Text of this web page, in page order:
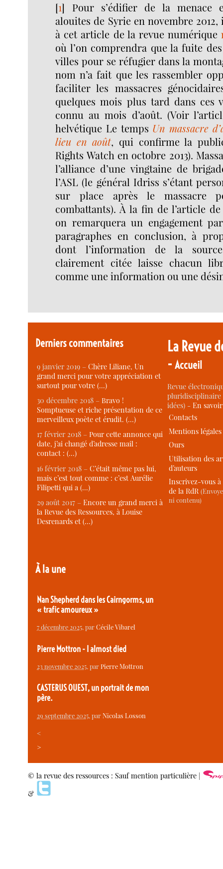
[1] Pour s’édifier de la menace
alouites de Syrie en novembre
à cet article de la revue numérique
où l’on comprendra que la fuite
villes pour se réfugier dans la
nom n’a fait que les rassembler
faciliter les massacres
quelques mois plus tard dans ces
connu au mois d’août. (Voir
helvétique Le temps Un massacre
lieu en août, qui confirme la
Rights Watch en octobre 2013).
l’alliance d’une vingtaine de
l’ASL (le général Idriss s’étant
sur place après le massacre
combattants). À la fin de l’article
on remarquera un engagement
paragraphes en conclusion, à
dont l’information de la
clairement citée laisse chacun
comme une information ou une
Derniers commentaires
9 janvier 2019 –Chère Liliane, Un
grand merci pour votre appréciation et
surtout pour votre (…)
30 décembre 2018 –Bravo !
Somptueuse et riche présentation de ce
merveilleux poète et érudit. (…)
17 février 2018 –Pour cette annonce qui
date, j’ai changé d’adresse mail :
contact : (…)
16 février 2018 –C’était même pas lui,
mais c’est tout comme : c’est Aurélie
Filipetti qui a (…)
29 août 2017 –Encore un grand merci à
la Revue des Ressources, à Louise
Desrenards et (…)
À la une
Nan Shepherd dans les Cairngorms, un
« trafic amoureux »
7 décembre 2025, parCécile Vibarel
Pierre Mottron - I almost died
23 novembre 2025, parPierre Mottron
CASTERUS OUEST, un portrait de mon
père.
29 septembre 2025, parNicolas Losson
<
>
La Revue
-Accueil
Revue
idées) -En
Contacts
Mentions légales
Ours
Utilisation des
d’auteurs
Inscrivez-vous
de la RdR
ni contenu)
© la revue des ressources : Sauf mention particulière |
&